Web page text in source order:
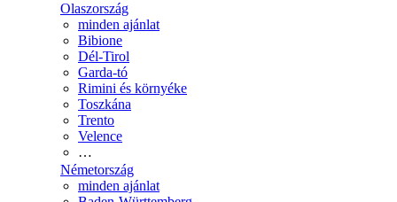
Olaszország
minden ajánlat
Bibione
Dél-Tirol
Garda-tó
Rimini és környéke
Toszkána
Trento
Velence
…
Németország
minden ajánlat